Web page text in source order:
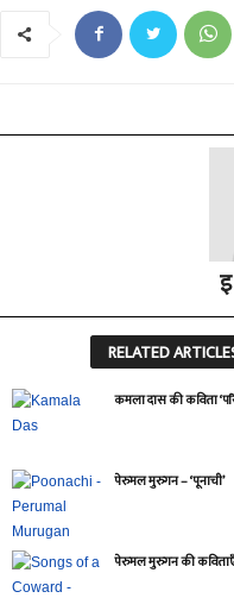
RELATED
कमला दास की कविता
पेरुमल मुरुगन – ‘पूनाची’
पेरुमल मुरुगन की